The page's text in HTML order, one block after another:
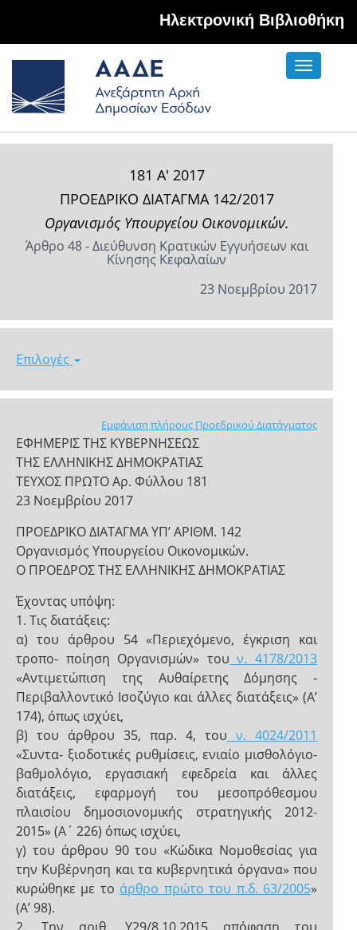
Hλεκτρονική Βιβλιοθήκη
Toggle
181 Α' 2017
ΠΡΟΕΔΡΙΚΟ ΔΙΑΤΑΓΜΑ 142/2017
Οργανισμός Υπουργείου Οικονομικών.
Άρθρο 48 - Διεύθυνση Κρατικών Εγγυήσεων και
Κίνησης Κεφαλαίων
23 Νοεμβρίου 2017
Επιλογές
Εμφάνιση πλήρους Προεδρικού Διατάγματος
ΕΦΗΜΕΡΙΣ ΤΗΣ ΚΥΒΕΡΝΗΣΕΩΣ
ΤΗΣ ΕΛΛΗΝΙΚΗΣ ΔΗΜΟΚΡΑΤΙΑΣ
ΤΕΥΧΟΣ ΠΡΩΤΟ Αρ. Φύλλου 181
23 Νοεμβρίου 2017
ΠΡΟΕΔΡΙΚΟ ΔΙΑΤΑΓΜΑ ΥΠ’ ΑΡΙΘΜ. 142
Οργανισμός Υπουργείου Οικονομικών.
Ο ΠΡΟΕΔΡΟΣ ΤΗΣ ΕΛΛΗΝΙΚΗΣ ΔΗΜΟΚΡΑΤΙΑΣ
Έχοντας υπόψη:
1. Τις διατάξεις:
α) του άρθρου 54 «Περιεχόμενο, έγκριση και
τροπο- ποίηση Οργανισμών» του ν. 4178/2013
«Αντιμετώπιση της Αυθαίρετης Δόμησης -
Περιβαλλοντικό Ισοζύγιο και άλλες διατάξεις» (Α’
174), όπως ισχύει,
β) του άρθρου 35, παρ. 4, του ν. 4024/2011
«Συντα- ξιοδοτικές ρυθμίσεις, ενιαίο μισθολόγιο-
βαθμολόγιο, εργασιακή εφεδρεία και άλλες
διατάξεις, εφαρμογή του μεσοπρόθεσμου
πλαισίου δημοσιονομικής στρατηγικής 2012-
2015» (Α΄ 226) όπως ισχύει,
γ) του άρθρου 90 του «Κώδικα Νομοθεσίας για
την Κυβέρνηση και τα κυβερνητικά όργανα» που
κυρώθηκε με το άρθρο πρώτο του π.δ. 63/2005»
(Α’ 98).